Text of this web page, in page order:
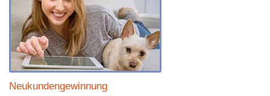
Neukundengewinnung